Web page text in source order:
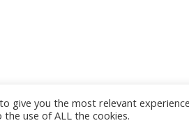
©2023
give you the most relevant
the use of ALL the cookies.